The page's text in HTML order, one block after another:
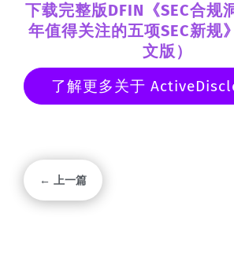
下载完整版DFIN《SEC合规
年值得关注的五项SEC新规
文版）
了解更多关于
← 上一篇